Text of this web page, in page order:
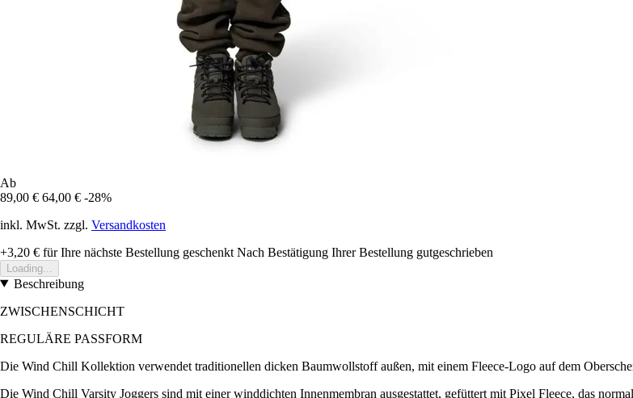
Ab
89,00 € 64,00 € -28%
inkl. MwSt. zzgl. Versandkosten
+3,20 € für Ihre nächste Bestellung geschenkt Nach Bestätigung Ihrer Bestellung gutgeschrieben
Loading...
Beschreibung
ZWISCHENSCHICHT
REGULÄRE PASSFORM
Die Wind Chill Kollektion verwendet traditionellen dicken Baumwollstoff außen, mit einem Fleece-Logo auf dem
Die Wind Chill Varsity Joggers sind mit einer winddichten Innenmembran ausgestattet, gefüttert mit Pixel Fleece, das